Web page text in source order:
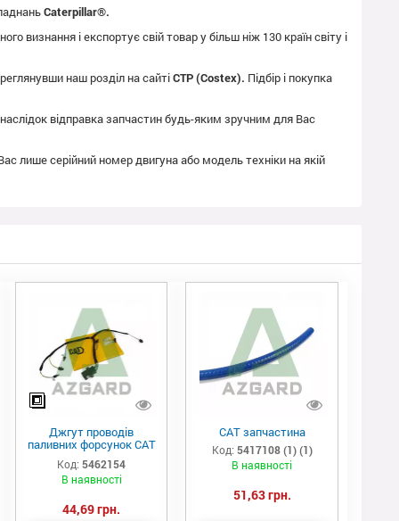
Caterpillar®.
визнання і експортує свій товар у більш ніж 130 країн світу і
наш розділ на сайтіCTP (Costex). Підбір і покупка
відправка запчастин будь-яким зручним для Вас
лише серійний номер двигуна або модель техніки на якій
Джгут проводів
паливних форсунок CAT
C7/C9 (546-2154)
Код: 5462154
В наявності
44,69 грн.
САТ запчастина
Код: 5417108 (1) (1)
В наявності
51,63 грн.